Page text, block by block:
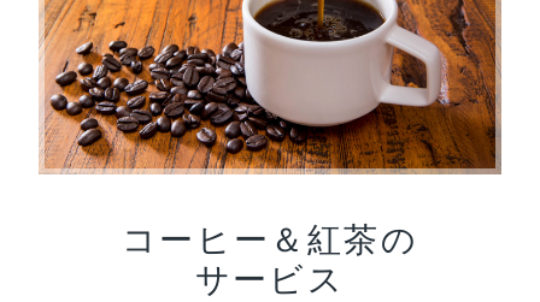
コーヒー＆紅茶の
サービス